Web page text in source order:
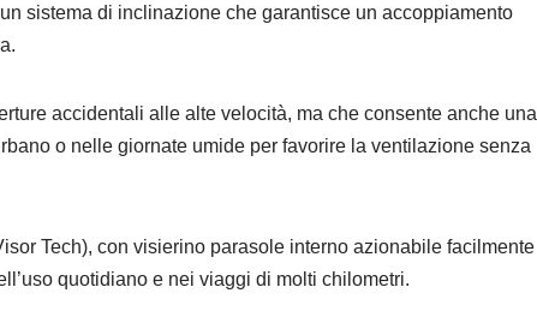
sistema di inclinazione che garantisce un accoppiamento
accidentali alle alte velocità, ma che consente anche una
o nelle giornate umide per favorire la ventilazione senza
Tech), con visierino parasole interno azionabile facilmente
quotidiano e nei viaggi di molti chilometri.